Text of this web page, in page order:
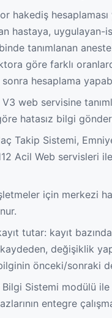
hakediş
hastaya, uygulayan-
tanımlanan
göre farklı
hesaplama
V3 web servisine
hatasız bilgi
Takip Sistemi,
Acil Web servisleri
için merkezi
tutar: kayıt
değişiklik
önceki/sonraki
Sistemi modülü
entegre